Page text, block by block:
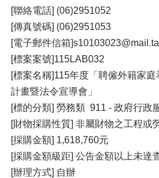
[聯絡電話] (06)2951052
[傳真號碼] (06)2951053
[電子郵件信箱
[標案案號]115LAB032
[標案名稱]115年度「聘僱外籍家
計畫暨法令宣導會」
[標的分類] 勞務類 911 - 政府行政
[財物採購性質] 非屬財物之工程或
[採購金額] 1,618,760元
[採購金額級距] 公告金額以上未達
[辦理方式] 自辦